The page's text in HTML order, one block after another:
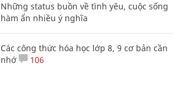
Những status buồn về tình yêu, cuộc sống
hàm ẩn nhiều ý nghĩa
Các công thức hóa học lớp 8, 9 cơ bản cần
nhớ
106